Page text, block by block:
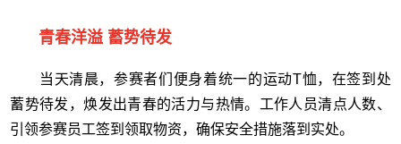
青春洋溢 蓄势待发
当天清晨，参赛者们便身着统一的运动T恤，在签到处
蓄势待发，焕发出青春的活力与热情。工作人员清点人数、
引领参赛员工签到领取物资，确保安全措施落到实处。